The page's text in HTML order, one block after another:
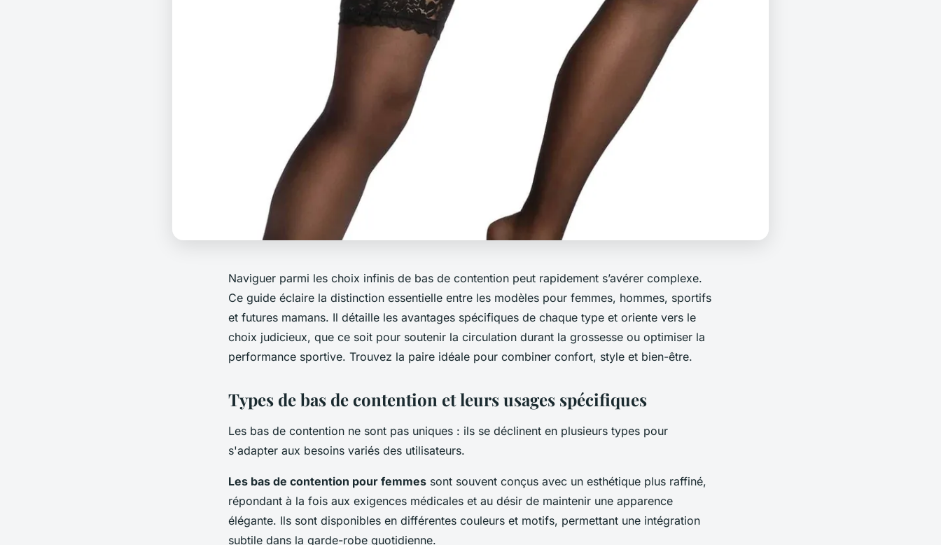
Naviguer parmi les choix infinis de bas de contention peut rapidement s’avérer complexe.
Ce guide éclaire la distinction essentielle entre les modèles pour femmes, hommes, sportifs
et futures mamans. Il détaille les avantages spécifiques de chaque type et oriente vers le
choix judicieux, que ce soit pour soutenir la circulation durant la grossesse ou optimiser la
performance sportive. Trouvez la paire idéale pour combiner confort, style et bien-être.
Types de bas de contention et leurs usages spécifiques
Les bas de contention ne sont pas uniques : ils se déclinent en plusieurs types pour
s'adapter aux besoins variés des utilisateurs.
Les bas de contention pour femmes sont souvent conçus avec un esthétique plus raffiné,
répondant à la fois aux exigences médicales et au désir de maintenir une apparence
élégante. Ils sont disponibles en différentes couleurs et motifs, permettant une intégration
subtile dans la garde-robe quotidienne.